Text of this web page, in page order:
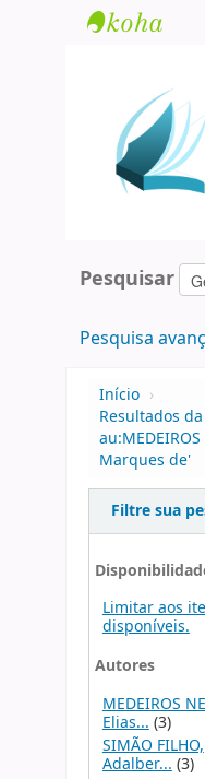
Agamenon
Magalhães
Pesquisar
Pesquisa
Início ›
Resultados
Marques de'
Filtre sua
Limitar aos
disponíveis.
Autores
MEDEIROS
Elias... (3)
SIMÃO FILHO,
Adalber...(3)